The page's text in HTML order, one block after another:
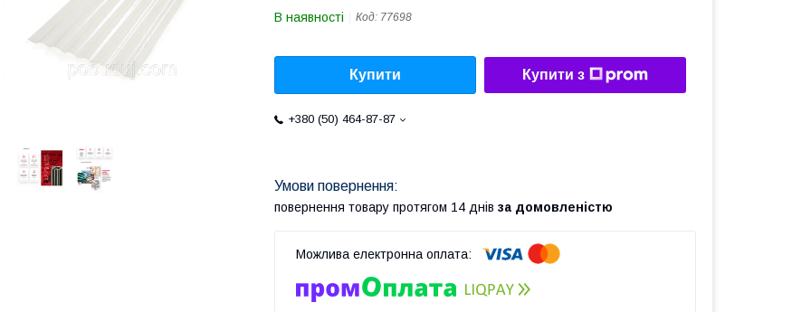
В наявності Код: 77698
Купити Купити з
+380 (50) 464-87-87
повернення товару протягом 14 днів за домовленістю